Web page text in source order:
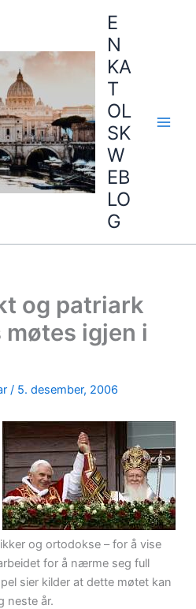
E
N
KA
T
OL
SK
W
EB
LO
G
og patriark
igjen i
/ 5. desember, 2006
og ortodokse – for å vise
for å nærme seg full
sier kilder at dette møtet kan
neste år.